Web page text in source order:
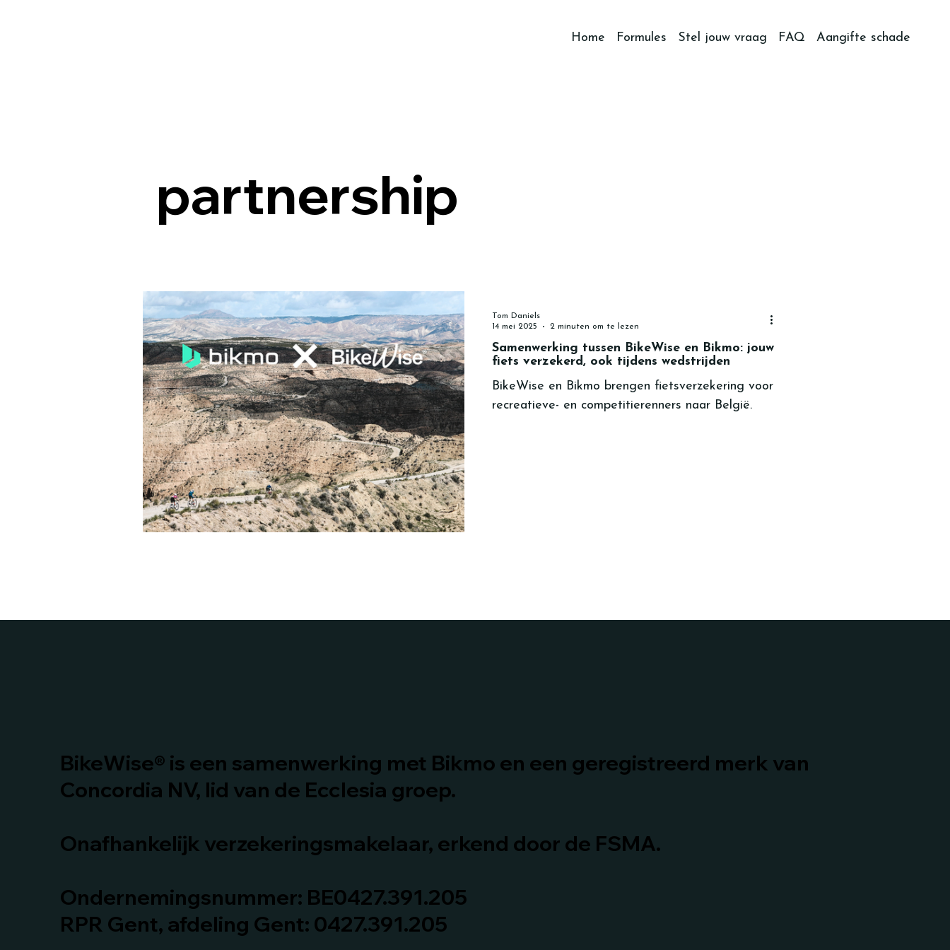
Home Formules Stel jouw vraag FAQ Aangifte schade
partnership
Samenwerking tussen BikeWise en Bikmo: jouw
fiets verzekerd, ook tijdens wedstrijden
BikeWise en Bikmo brengen fietsverzekering voor
recreatieve- en competitierenners naar België.
Tom Daniels
14 mei 2025
2 minuten om te lezen
BikeWise® is een samenwerking met Bikmo en een geregistreerd merk van
Concordia NV, lid van de Ecclesia groep.​
Onafhankelijk verzekeringsmakelaar, erkend door de FSMA.
Ondernemingsnummer: BE0427.391.205
RPR Gent, afdeling Gent: 0427.391.205